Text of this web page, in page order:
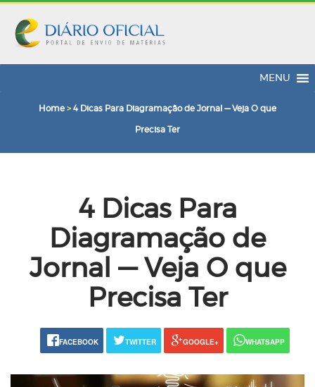
MENU
Home > 4 Dicas Para Diagramação de Jornal — Veja O que
Precisa Ter
4 Dicas Para
Diagramação de
Jornal — Veja O que
Precisa Ter
FACEBOOK TWITTER GOOGLE+ WHATSAPP